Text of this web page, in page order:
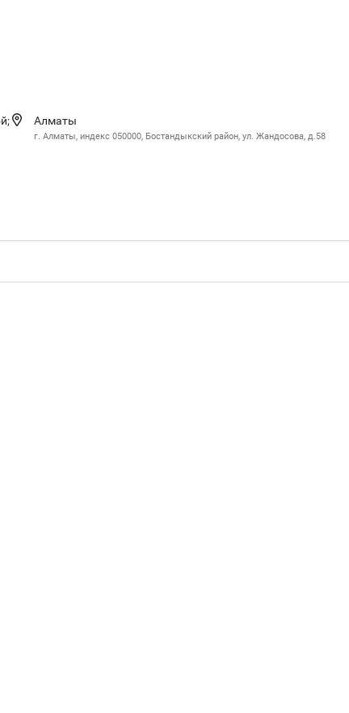
Алматы
г. Алматы, индекс 050000, Бостандыкский район, ул. Жандосова, д.58